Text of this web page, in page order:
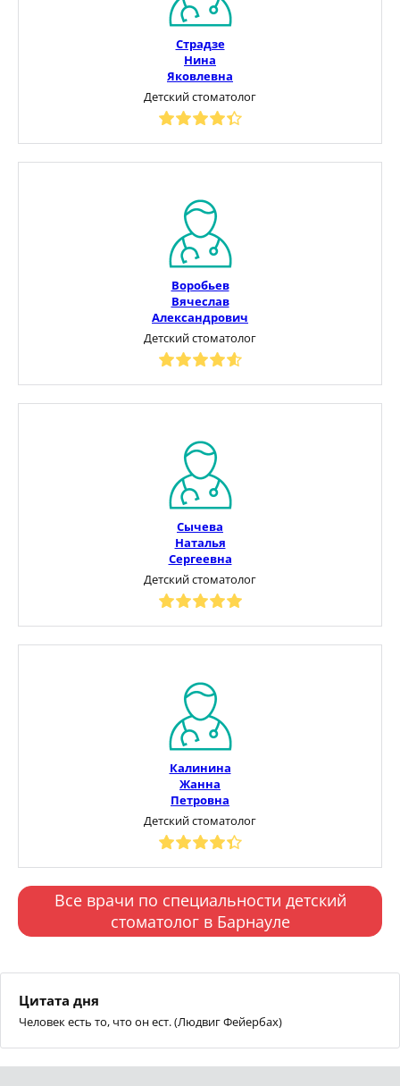
Страдзе
Нина
Яковлевна
Детский стоматолог
Воробьев
Вячеслав
Александрович
Детский стоматолог
Сычева
Наталья
Сергеевна
Детский стоматолог
Калинина
Жанна
Петровна
Детский стоматолог
Все врачи по специальности детский
стоматолог в Барнауле
Цитата дня
Человек есть то, что он ест. (Людвиг Фейербах)